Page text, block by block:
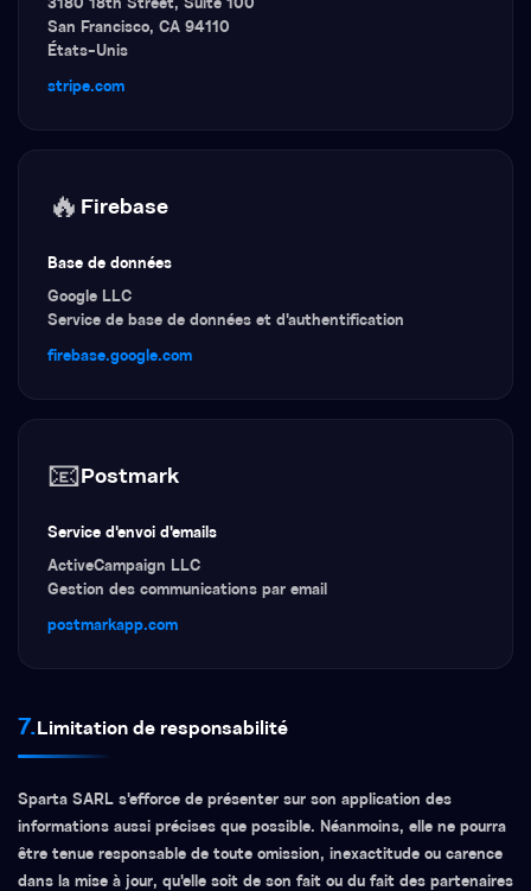
3180 18th Street, Suite 100
San Francisco, CA 94110
États-Unis
stripe.com
🔥 Firebase
Base de données
Google LLC
Service de base de données et d'authentification
firebase.google.com
📧 Postmark
Service d'envoi d'emails
ActiveCampaign LLC
Gestion des communications par email
postmarkapp.com
7. Limitation de responsabilité
Sparta SARL s'efforce de présenter sur son application des
informations aussi précises que possible. Néanmoins, elle ne pourra
être tenue responsable de toute omission, inexactitude ou carence
dans la mise à jour, qu'elle soit de son fait ou du fait des partenaires